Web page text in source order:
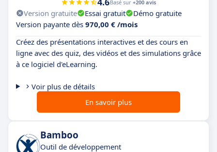
Basé sur +200 avis
Version gratuite Essai gratuit
Démo gratuite
Version payante dès 970,00 € /mois
Créez des présentations interactives et des cours en
ligne avec des quiz, des vidéos et des simulations grâce
à ce logiciel d'eLearning.
Voir plus de détails
En savoir plus
Bamboo
Outil de développement